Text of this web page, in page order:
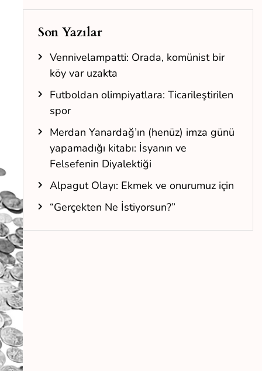
Son Yazılar
Vennivelampatti: Orada, komünist bir
köy var uzakta
Futboldan olimpiyatlara: Ticarileştirilen
spor
Merdan Yanardağ’ın (henüz) imza günü
yapamadığı kitabı: İsyanın ve
Felsefenin Diyalektiği
Alpagut Olayı: Ekmek ve onurumuz için
“Gerçekten Ne İstiyorsun?”